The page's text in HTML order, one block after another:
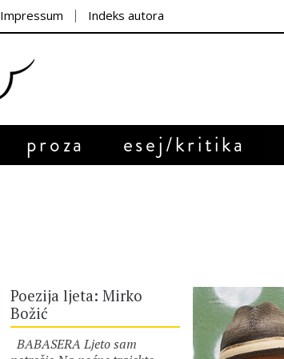
Impressum Indeks autora
proza esej/kritika
Poezija ljeta: Mirko
Božić
BABASERA Ljeto sam